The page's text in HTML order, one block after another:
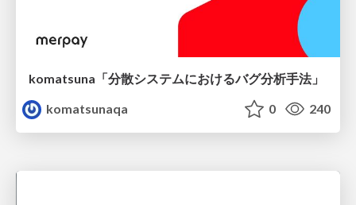
komatsuna「分散システムにおけるバグ分析手法」
komatsunaqa
0 240